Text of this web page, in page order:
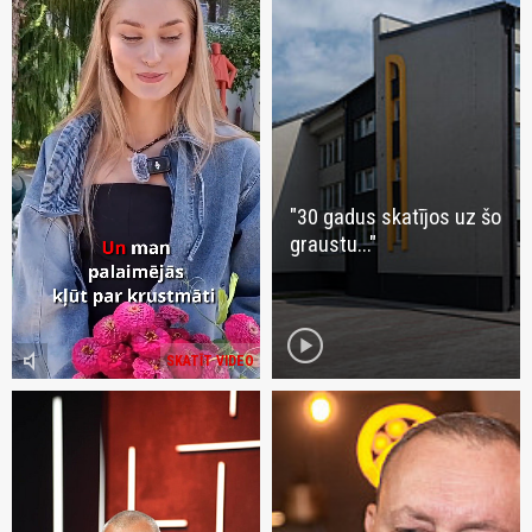
SKATĪT VIDEO
volume_mute
"30 gadus skatījos uz šo
graustu..."
play_circle